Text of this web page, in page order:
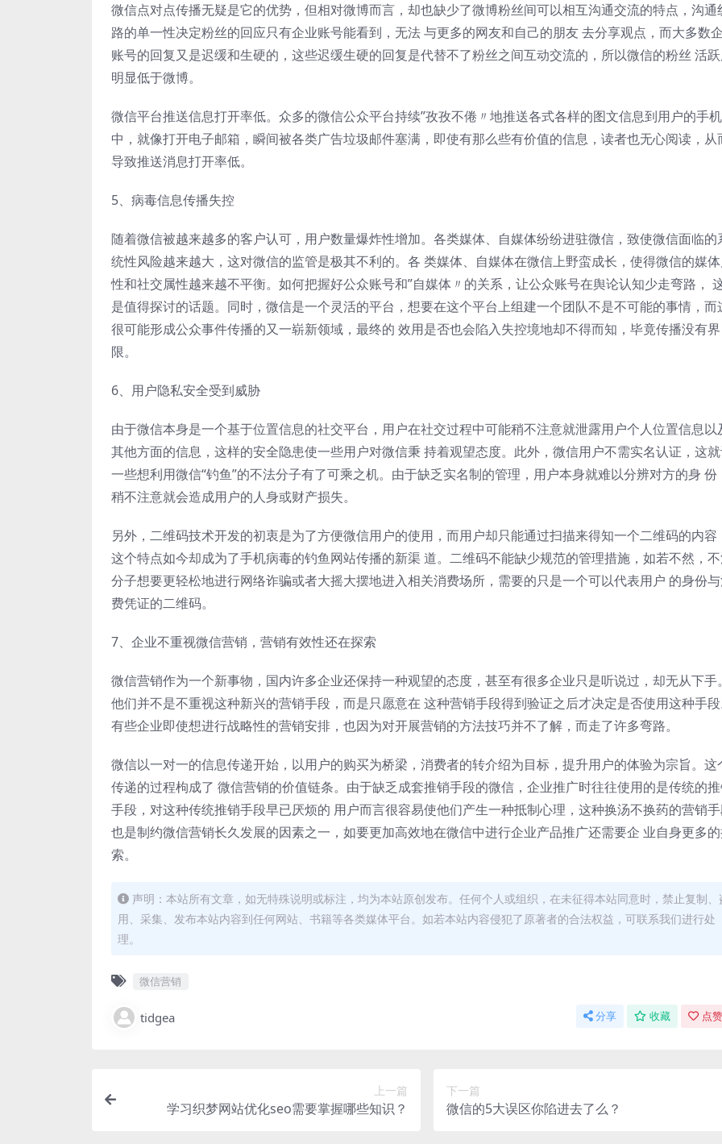
微信点对点传播无疑是它的优势，但相对微博而言，却也缺少了微博粉丝间可以相互沟通交流的特点，沟通
路的单一性决定粉丝的回应只有企业账号能看到，无法 与更多的网友和自己的朋友 去分享观点，而大多数
账号的回复又是迟缓和生硬的，这些迟缓生硬的回复是代替不了粉丝之间互动交流的，所以微信的粉丝 活
明显低于微博。
微信平台推送信息打开率低。众多的微信公众平台持续”孜孜不倦〃地推送各式各样的图文信息到用户的手机
中，就像打开电子邮箱，瞬间被各类广告垃圾邮件塞满，即使有那么些有价值的信息，读者也无心阅读，从
导致推送消息打开率低。
5、病毒信息传播失控
随着微信被越来越多的客户认可，用户数量爆炸性增加。各类媒体、自媒体纷纷进驻微信，致使微信面临的
统性风险越来越大，这对微信的监管是极其不利的。各 类媒体、自媒体在微信上野蛮成长，使得微信的媒
性和社交属性越来越不平衡。如何把握好公众账号和”自媒体〃的关系，让公众账号在舆论认知少走弯路，
是值得探讨的话题。同时，微信是一个灵活的平台，想要在这个平台上组建一个团队不是不可能的事情，而
很可能形成公众事件传播的又一崭新领域，最终的 效用是否也会陷入失控境地却不得而知，毕竟传播没有界
限。
6、用户隐私安全受到威胁
由于微信本身是一个基于位置信息的社交平台，用户在社交过程中可能稍不注意就泄露用户个人位置信息以
其他方面的信息，这样的安全隐患使一些用户对微信秉 持着观望态度。此外，微信用户不需实名认证，这
一些想利用微信“钓鱼”的不法分子有了可乘之机。由于缺乏实名制的管理，用户本身就难以分辨对方的身 份
稍不注意就会造成用户的人身或财产损失。
另外，二维码技术开发的初衷是为了方便微信用户的使用，而用户却只能通过扫描来得知一个二维码的内容
这个特点如今却成为了手机病毒的钓鱼网站传播的新渠 道。二维码不能缺少规范的管理措施，如若不然，
分子想要更轻松地进行网络诈骗或者大摇大摆地进入相关消费场所，需要的只是一个可以代表用户 的身份
费凭证的二维码。
7、企业不重视微信营销，营销有效性还在探索
微信营销作为一个新事物，国内许多企业还保持一种观望的态度，甚至有很多企业只是听说过，却无从下手。
他们并不是不重视这种新兴的营销手段，而是只愿意在 这种营销手段得到验证之后才决定是否使用这种手段
有些企业即使想进行战略性的营销安排，也因为对开展营销的方法技巧并不了解，而走了许多弯路。
微信以一对一的信息传递开始，以用户的购买为桥梁，消费者的转介绍为目标，提升用户的体验为宗旨。这
传递的过程枸成了 微信营销的价值链条。由于缺乏成套推销手段的微信，企业推广时往往使用的是传统的
手段，对这种传统推销手段早已厌烦的 用户而言很容易使他们产生一种抵制心理，这种换汤不换药的营销
也是制约微信营销长久发展的因素之一，如要更加高效地在微信中进行企业产品推广还需要企 业自身更多
索。
声明：本站所有文章，如无特殊说明或标注，均为本站原创发布。任何个人或组织，在未征得本站同意时，禁止复制、
用、采集、发布本站内容到任何网站、书籍等各类媒体平台。如若本站内容侵犯了原著者的合法权益，可联系我们进行处
理。
微信营销
tidgea 分享 收藏 点
上一篇
学习织梦网站优化seo需要掌握哪些知识？
下一篇
微信的5大误区你陷进去了么？